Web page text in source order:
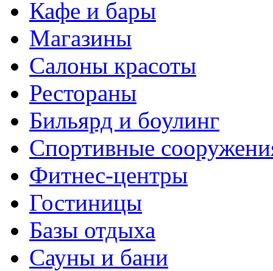
Кафе и бары
Магазины
Салоны красоты
Рестораны
Бильярд и боулинг
Спортивные
Фитнес-центры
Гостиницы
Базы отдыха
Сауны и бани